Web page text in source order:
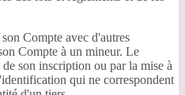
Compte avec d'autres
Compte à un mineur. Le
son inscription ou par la mise à
qui ne correspondent